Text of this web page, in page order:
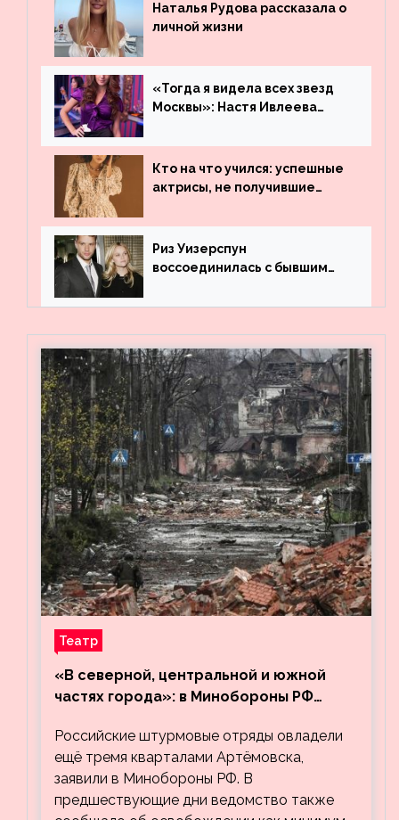
Наталья Рудова рассказала о
личной жизни
«Тогда я видела всех звезд
Москвы»: Настя Ивлеева
популярности и выложила
архивные фото
Кто на что учился: успешные
актрисы, не получившие
Риз Уизерспун
воссоединилась с бывшим
Театр
«В северной, центральной и южной
частях города»: в Минобороны РФ
кварталов Артёмовска
Российские штурмовые отряды овладели
ещё тремя кварталами Артёмовска,
заявили в Минобороны РФ. В
предшествующие дни ведомство также